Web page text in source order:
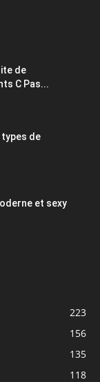
de
C Pas...
de
et sexy
223
156
135
118